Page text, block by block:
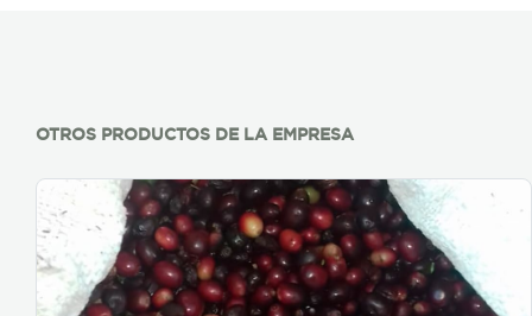
OTROS PRODUCTOS DE LA EMPRESA